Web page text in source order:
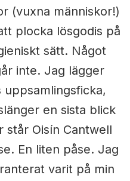
(vuxna människor!)
plocka lösgodis på
sätt. Något
inte. Jag lägger
uppsamlingsficka,
en sista blick
står Oisín Cantwell
En liten påse. Jag
varit på min